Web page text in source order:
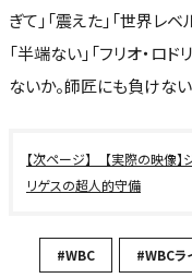
ぎて」「震えた」「世界レ
「半端ない」「フリオ・ロ
ないか。師匠にも負けな
【実際の映像
リゲスの超人的守備
#WBC #WBCラ